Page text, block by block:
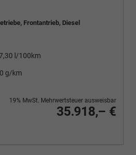
Frontantrieb, Diesel
l/100km
g/km
35.918,– €
19% MwSt. Mehrwertsteuer ausweisbar
drucken